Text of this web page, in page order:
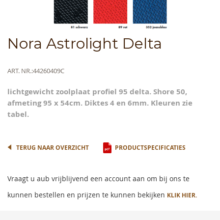
Nora Astrolight Delta
Meer
ART. NR.44260409C
lichtgewicht zoolplaat profiel 95 delta. Shore 50,
afmeting 95 x 54cm. Diktes 4 en 6mm. Kleuren zie
tabel.
Skip
to
the
images
gallery
TERUG NAAR OVERZICHT PRODUCTSPECIFICATIES
Vraagt u aub vrijblijvend een account aan om bij ons te
kunnen bestellen en prijzen te kunnen bekijken KLIK HIER.